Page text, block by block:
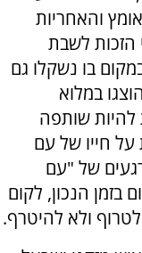
והאחריות
הזכות לשבת
בו נשקלו גם
במלוא
להיות שותפה
על חייו של עם
של "עם
בזמן הנכון, לקום
ולא להיטרף.